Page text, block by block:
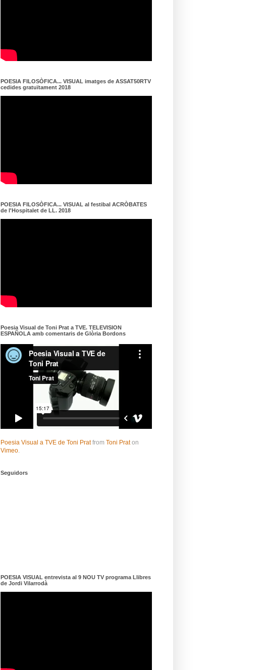
POESIA FILOSÒFICA... VISUAL imatges de ASSAT50RTV
cedides gratuïtament 2018
POESIA FILOSÒFICA... VISUAL al festibal ACRÒBATES
de l'Hospitalet de LL. 2018
Poesia Visual de Toni Prat a TVE. TELEVISION
ESPAÑOLA amb comentaris de Glòria Bordons
Poesia Visual a TVE de Toni Pratfrom Toni Praton
Vimeo.
Seguidors
POESIA VISUAL entrevista al 9 NOU TV programa Llibres
de Jordi Vilarrodà